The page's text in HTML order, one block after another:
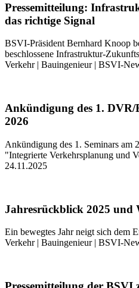
Pressemitteilung:
das richtige Signal
BSVI-Präsident Bernhard Knoop
beschlossene Infrastruktur-
Verkehr | Bauingenieur | BSVI-
Ankündigung des 1. DVR/
2026
Ankündigung des 1. Seminars am
"Integrierte Verkehrsplanung und
24.11.2025
Jahresrückblick 2025 und
Ein bewegtes Jahr neigt sich dem
Verkehr | Bauingenieur | BSVI-